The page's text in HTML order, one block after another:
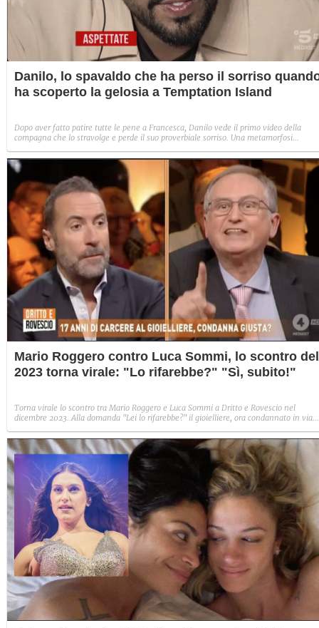
Danilo, lo spavaldo che ha perso il sorriso
ha scoperto la gelosia a Temptation Island
Dopo aver fatto patire tutte le pene a Francesca, Danilo vede il primo video della
compagna che lo stravolge e perde il suo proverbiale sorriso. Una metamorfosi
Mario Roggero contro Luca Sommi, lo scontro del
2023 torna virale: "Lo rifarebbe?" "Sì, subito!"
Torna virale lo scontro tra Mario Roggero e Luca Sommi a Dritto e Rovescio nel
dicembre 2023. Alla domanda "Lei lo rifarebbe?" il gioielliere, ora condannato in via